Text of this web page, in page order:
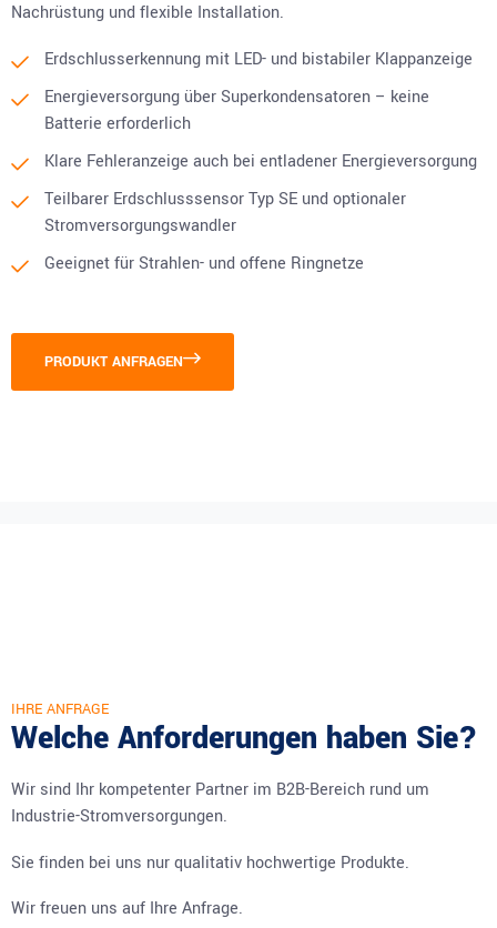
Nachrüstung und flexible Installation.
Erdschlusserkennung mit LED- und bistabiler Klappanzeige
Energieversorgung über Superkondensatoren – keine
Batterie erforderlich
Klare Fehleranzeige auch bei entladener Energieversorgung
Teilbarer Erdschlusssensor Typ SE und optionaler
Stromversorgungswandler
Geeignet für Strahlen- und offene Ringnetze
PRODUKT ANFRAGEN
IHRE ANFRAGE
Welche Anforderungen haben Sie?
Wir sind Ihr kompetenter Partner im B2B-Bereich rund um
Industrie-Stromversorgungen.
Sie finden bei uns nur qualitativ hochwertige Produkte.
Wir freuen uns auf Ihre Anfrage.